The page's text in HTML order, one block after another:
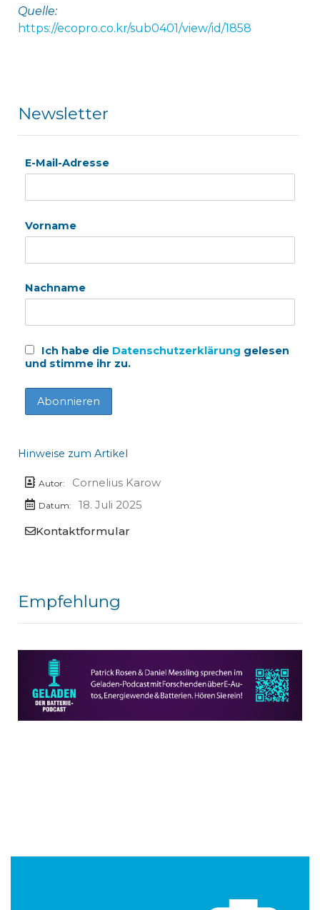
Quelle:
https://ecopro.co.kr/sub0401/view/id/1858
Newsletter
E-Mail-Adresse
Vorname
Nachname
Ich habe die Datenschutzerklärung gelesen
und stimme ihr zu.
Hinweise zum Artikel
Autor: Cornelius Karow
Datum:
18. Juli 2025
Kontaktformular
Empfehlung